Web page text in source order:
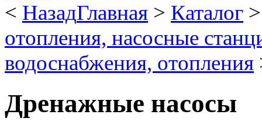
< НазадГлавная > Каталог
отопления, насосные
водоснабжения, отопления
Дренажные насосы